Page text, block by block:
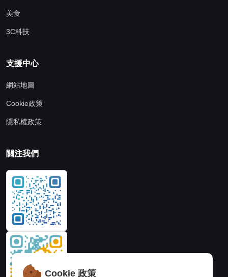
美食
3C科技
支援中心
網站地圖
Cookie政策
隱私權政策
關注我們
Cookie 政策